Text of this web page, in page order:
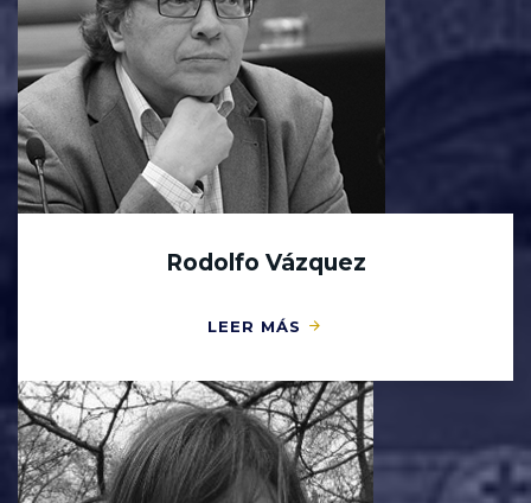
Rodolfo Vázquez
LEER MÁS